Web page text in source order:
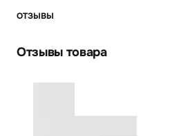
ОТЗЫВЫ
Отзывы товара